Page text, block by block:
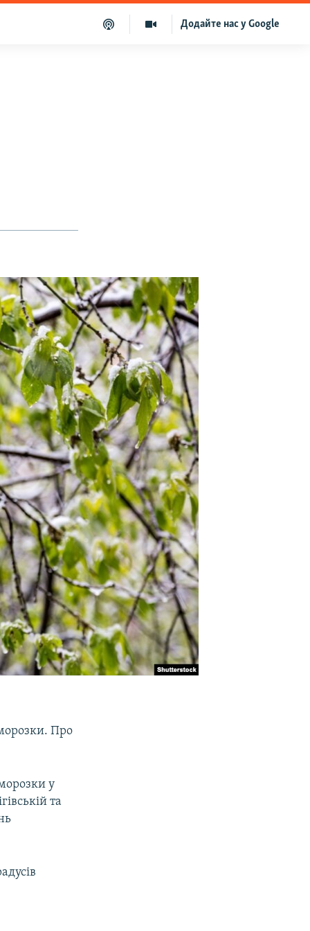
Додайте нас у Google
Про
у
та